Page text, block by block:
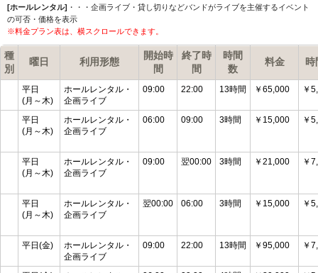
[ホールレンタル] ・・・企画ライブ・貸し切りなどバンドがライブを主催するイベント
の可否・価格を表示
※料金プラン表は、横スクロールできます。
種
別
曜日 利用形態
開始時
間
終了時
間
時間
数
料金 時
平日
(月～木)
ホールレンタル・
企画ライブ
09:00 22:00 13時間 ￥65,000 ￥
平日
(月～木)
ホールレンタル・
企画ライブ
06:00 09:00 3時間 ￥15,000 ￥
平日
(月～木)
ホールレンタル・
企画ライブ
09:00 翌00:00 3時間 ￥21,000 ￥
平日
(月～木)
ホールレンタル・
企画ライブ
翌00:00 06:00 3時間 ￥15,000 ￥
平日(金)
ホールレンタル・
企画ライブ
09:00 22:00 13時間 ￥95,000 ￥